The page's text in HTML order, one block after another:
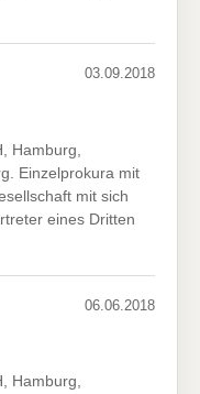
03.09.2018
Hamburg,
Einzelprokura mit
mit sich
eines Dritten
06.06.2018
Hamburg,